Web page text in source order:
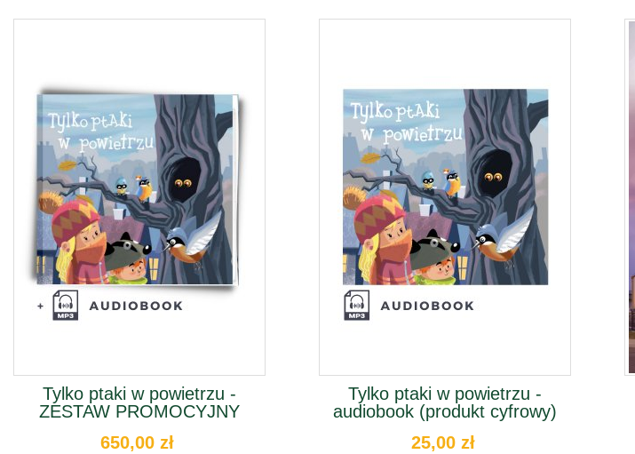
Tylko ptaki w powietrzu -
ZESTAW PROMOCYJNY
650,00 zł
Tylko ptaki w powietrzu -
audiobook (produkt cyfrowy)
25,00 zł